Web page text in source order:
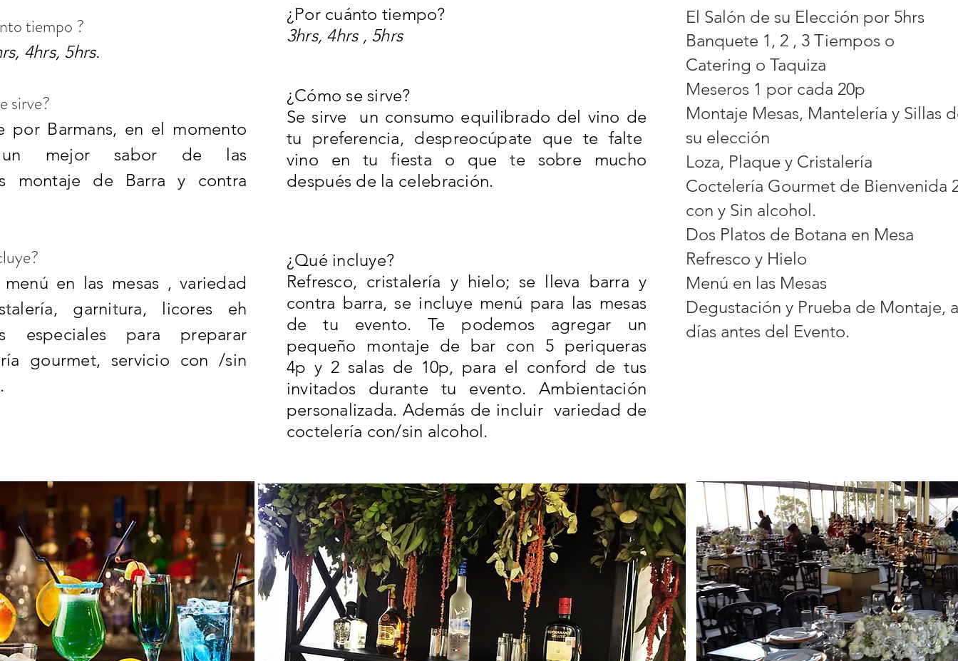
tiempo ?
4hrs, 5hrs.
sirve?
por Barmans, en el momento
mejor sabor de las
montaje de Barra y contra
menú en las mesas , variedad
garnitura, licores eh
especiales para preparar
gourmet, servicio con /sin
¿Por cuánto tiempo?
3hrs, 4hrs , 5hrs
¿Cómo se sirve?
Se sirve un consumo equilibrado del vino de
tu preferencia, despreocúpate que te falte
vino en tu fiesta o que te sobre mucho
después de la celebración.
¿Qué incluye?
Refresco, cristalería y hielo; se lleva barra y
contra barra, se incluye menú para las mesas
de tu evento.Te podemos agregar un
pequeño montaje de bar con 5 periqueras
4p y 2 salas de 10p, para el conford de tus
invitados durante tu evento. Ambientación
personalizada. Además de incluir variedad de
coctelería con/sin alcohol.
El Salón de su Elección por 5hrs
Banquete 1, 2 , 3 Tiempos o
Catering o Taquiza
Meseros 1 por cada 20p
Montaje Mesas, Mantelería y Sillas
su elección
Loza, Plaque y Cristalería
Coctelería Gourmet de Bienvenida
con y Sin alcohol.
Dos Platos de Botana en Mesa
Refresco y Hielo
Menú en las Mesas
Degustación y Prueba de Montaje,
días antes del Evento.